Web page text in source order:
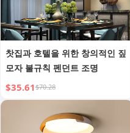
찻집과 호텔을 위한 창의적인 짚
모자 불규칙 펜던트 조명
$35.61$70.28